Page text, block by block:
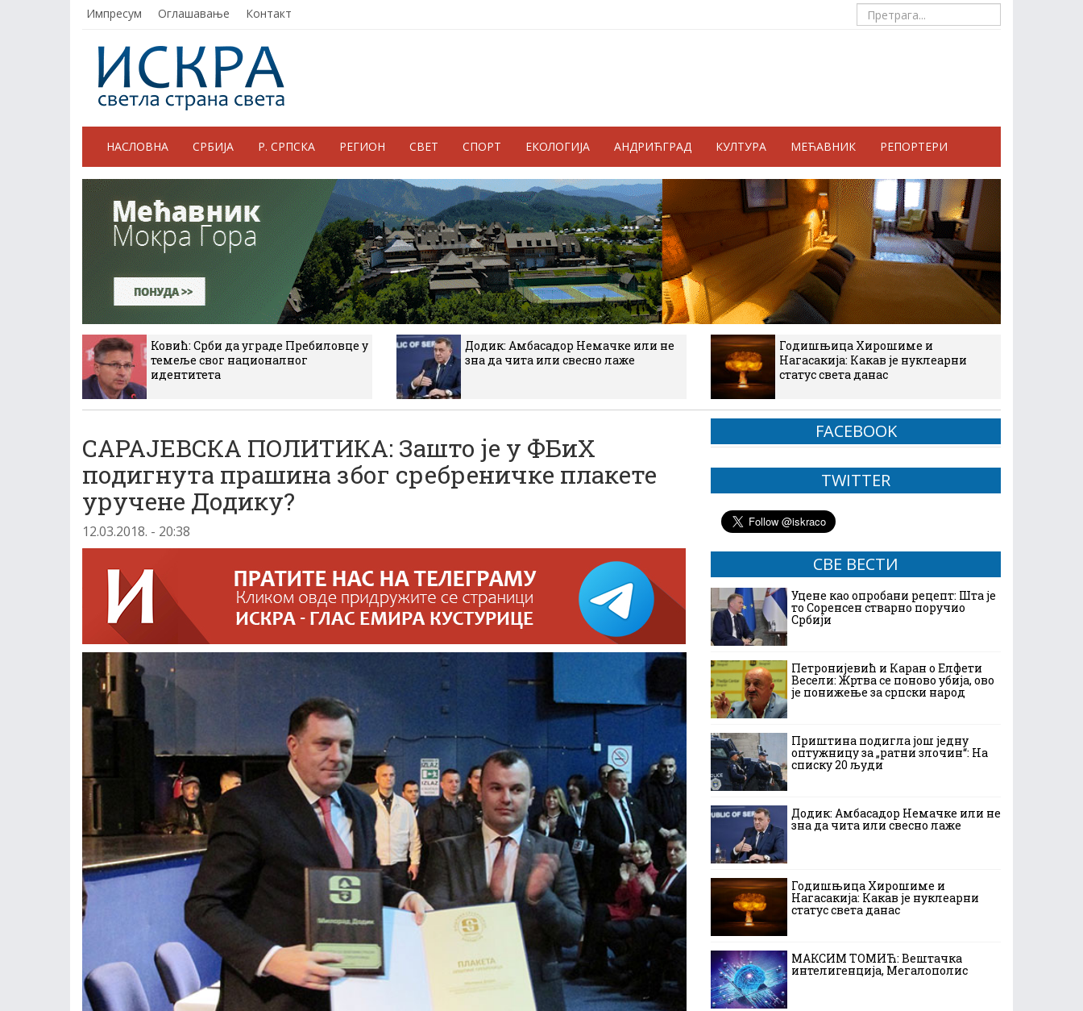
Импресум Оглашавање Контакт
НАСЛОВНА СРБИЈА Р. СРПСКА РЕГИОН СВЕТ СПОРТ ЕКОЛОГИЈА АНДРИЋГРАД КУЛТУРА МЕЋАВНИК РЕПОРТЕРИ
Ковић: Срби да уграде Пребиловце у
темеље свог националног
идентитета
Додик: Амбасадор Немачке или не
зна да чита или свесно лаже
Годишњица Хирошиме и
Нагасакија: Какав је нуклеарни
статус света данас
САРАЈЕВСКА ПОЛИТИКА: Зашто је у ФБиХ
подигнута прашина због сребреничке плакете
уручене Додику?
12.03.2018. - 20:38
FACEBOOK
TWITTER
СВЕ ВЕСТИ
Уцене као опробани рецепт: Шта је
то Соренсен стварно поручио
Србији
Петронијевић и Каран о Елфети
Весели: Жртва се поново убија, ово
је понижење за српски народ
Приштина подигла још једну
оптужницу за „ратни злочин“: На
списку 20 људи
Додик: Амбасадор Немачке или не
зна да чита или свесно лаже
Годишњица Хирошиме и
Нагасакија: Какав је нуклеарни
статус света данас
МАКСИМ ТОМИЋ: Вештачка
интелигенција, Мегалополис